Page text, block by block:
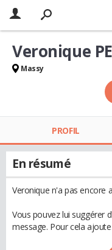
Veronique
Massy
PROFIL
En résumé
Veronique n'a pas encore
Vous pouvez lui suggérer
message. Pour cela